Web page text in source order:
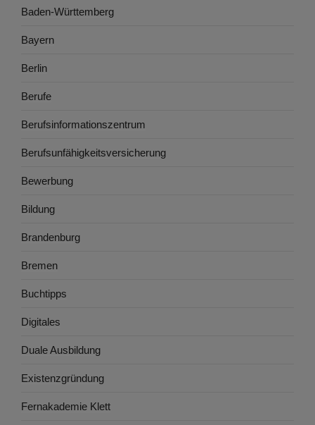
Baden-Württemberg
Bayern
Berlin
Berufe
Berufsinformationszentrum
Berufsunfähigkeitsversicherung
Bewerbung
Bildung
Brandenburg
Bremen
Buchtipps
Digitales
Duale Ausbildung
Existenzgründung
Fernakademie Klett